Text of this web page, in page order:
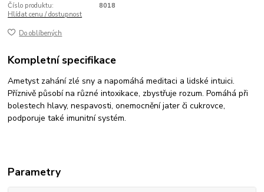
Číslo produktu:
8018
Hlídat cenu / dostupnost
Do oblíbených
Kompletní specifikace
Ametyst zahání zlé sny a napomáhá meditaci a lidské intuici.
Příznivě působí na různé intoxikace, zbystřuje rozum. Pomáhá při
bolestech hlavy, nespavosti, onemocnění jater či cukrovce,
podporuje také imunitní systém.
Parametry